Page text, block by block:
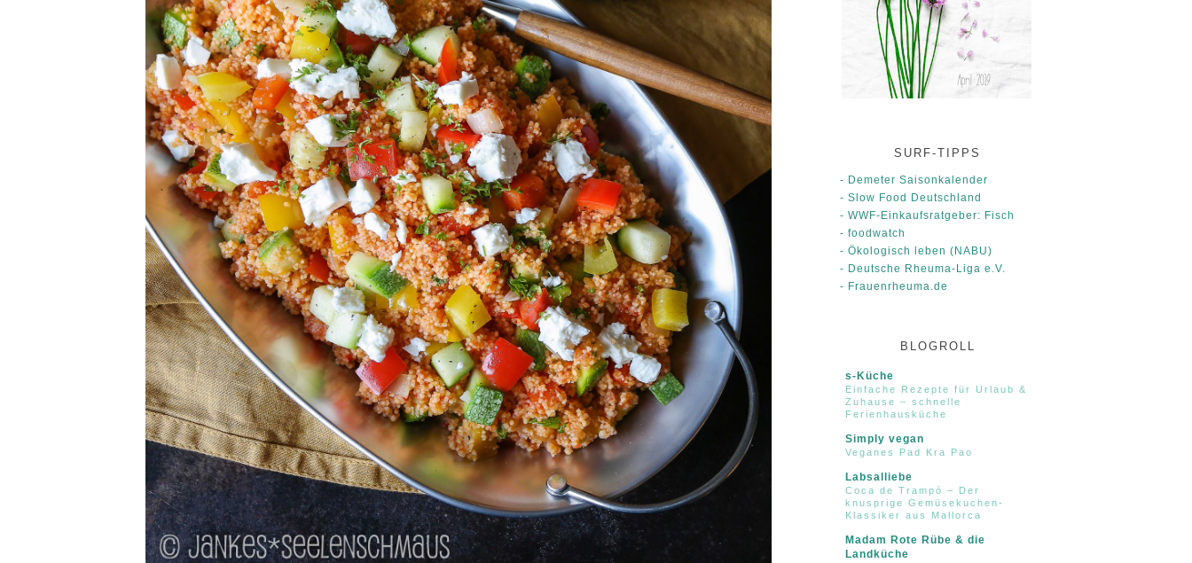
SURF-TIPPS
- Demeter Saisonkalender
- Slow Food Deutschland
- WWF-Einkaufsratgeber: Fisch
- foodwatch
- Ökologisch leben (NABU)
- Deutsche Rheuma-Liga e.V.
- Frauenrheuma.de
BLOGROLL
s-Küche
Einfache Rezepte für Urlaub &
Zuhause – schnelle
Ferienhausküche
Simply vegan
Veganes Pad Kra Pao
Labsalliebe
Coca de Trampó – Der
knusprige Gemüsekuchen-
Klassiker aus Mallorca
Madam Rote Rübe & die
Landküche